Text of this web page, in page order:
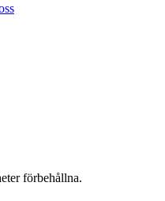
förbehållna.